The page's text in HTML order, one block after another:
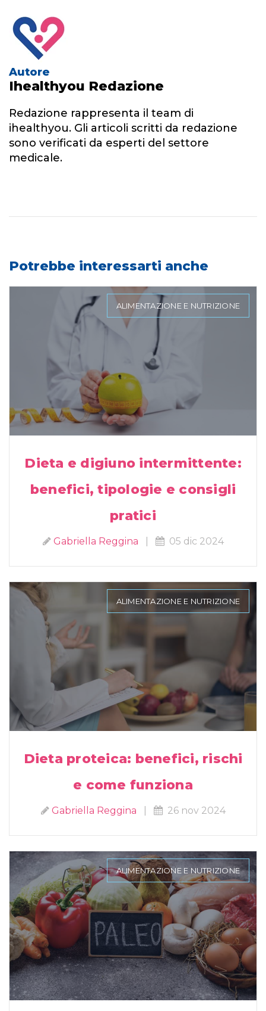
Autore
Ihealthyou Redazione
Redazione rappresenta il team di
ihealthyou. Gli articoli scritti da redazione
sono verificati da esperti del settore
medicale.
Potrebbe interessarti anche
ALIMENTAZIONE E NUTRIZIONE
Dieta e digiuno intermittente:
benefici, tipologie e consigli
pratici
Gabriella Reggina 05 dic 2024
ALIMENTAZIONE E NUTRIZIONE
Dieta proteica: benefici, rischi
e come funziona
Gabriella Reggina 26 nov 2024
ALIMENTAZIONE E NUTRIZIONE